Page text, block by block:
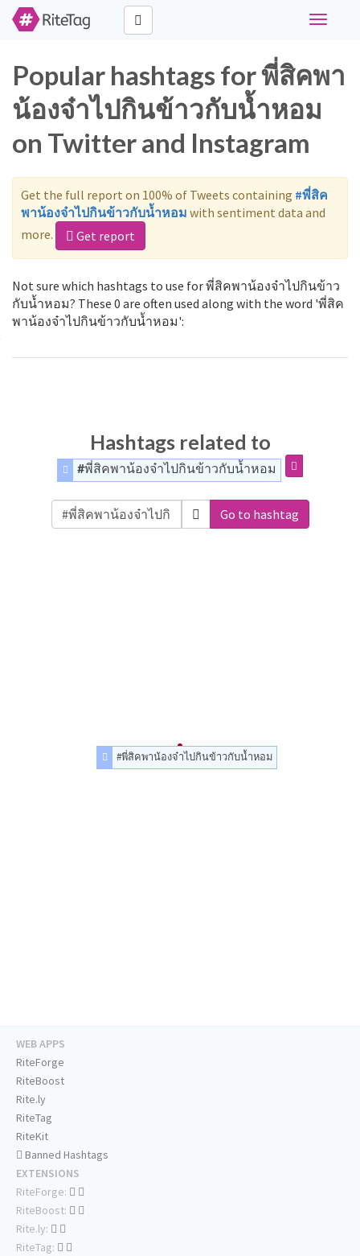
Toggle
Popular hashtags for พี่สิคพา
น้องจ๋าไปกินข้าวกับน้ำหอม
on Twitter and Instagram
Get the full report on 100% of Tweets containing #พี่สิค
พาน้องจ๋าไปกินข้าวกับน้ำหอม with sentiment data and
more.
Get report
Not sure which hashtags to use for พี่สิคพาน้องจ๋าไปกินข้าว
กับน้ำหอม? These 0 are often used along with the word 'พี่สิค
พาน้องจ๋าไปกินข้าวกับน้ำหอม':
Hashtags related to
#พี่สิคพาน้องจ๋าไปกินข้าวกับน้ำหอม
Go to hashtag
#พี่สิคพาน้องจ๋าไปกินข้าวกับน้ำหอม
WEB APPS
RiteForge
RiteBoost
Rite.ly
RiteTag
RiteKit
Banned Hashtags
EXTENSIONS
RiteForge:
RiteBoost:
Rite.ly:
RiteTag: